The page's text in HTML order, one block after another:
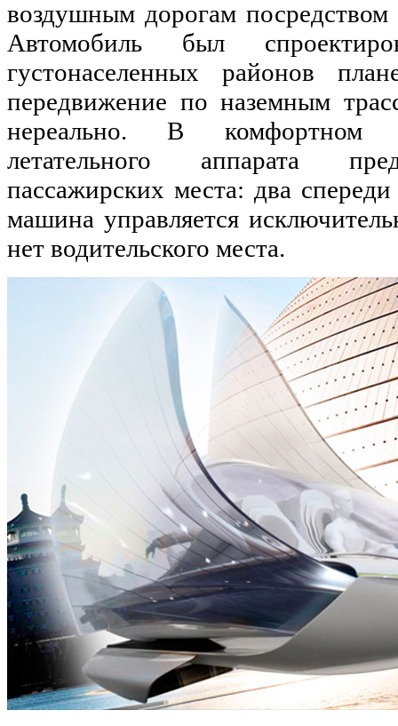
воздушным дорогам
Автомобиль был
густонаселенных районов
передвижение по наземным
нереально. В комфортном
летательного аппарата
пассажирских места: два
машина управляется
нет водительского места.